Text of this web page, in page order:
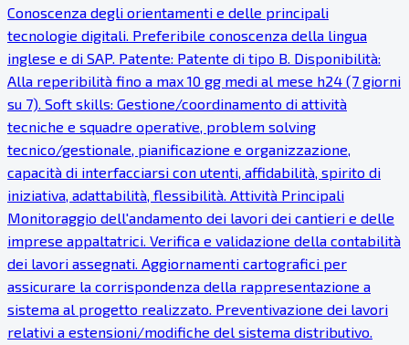
Conoscenza degli orientamenti e delle principali
tecnologie digitali. Preferibile conoscenza della lingua
inglese e di SAP. Patente: Patente di tipo B. Disponibilità:
Alla reperibilità fino a max 10 gg medi al mese h24 (7 giorni
su 7). Soft skills: Gestione/coordinamento di attività
tecniche e squadre operative, problem solving
tecnico/gestionale, pianificazione e organizzazione,
capacità di interfacciarsi con utenti, affidabilità, spirito di
iniziativa, adattabilità, flessibilità. Attività Principali
Monitoraggio dell'andamento dei lavori dei cantieri e delle
imprese appaltatrici. Verifica e validazione della contabilità
dei lavori assegnati. Aggiornamenti cartografici per
assicurare la corrispondenza della rappresentazione a
sistema al progetto realizzato. Preventivazione dei lavori
relativi a estensioni/modifiche del sistema distributivo.